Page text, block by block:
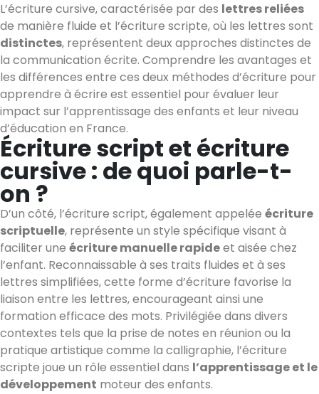
L’écriture cursive, caractérisée par des lettres reliées
de manière fluide et l’écriture scripte, où les lettres sont
distinctes, représentent deux approches distinctes de
la communication écrite. Comprendre les avantages et
les différences entre ces deux méthodes d’écriture pour
apprendre à écrire est essentiel pour évaluer leur
impact sur l’apprentissage des enfants et leur niveau
d’éducation en France.
Écriture script et écriture
cursive : de quoi parle-t-
on ?
D’un côté, l’écriture script, également appelée écriture
scriptuelle, représente un style spécifique visant à
faciliter une écriture manuelle rapideet aisée chez
l’enfant. Reconnaissable à ses traits fluides et à ses
lettres simplifiées, cette forme d’écriture favorise la
liaison entre les lettres, encourageant ainsi une
formation efficace des mots. Privilégiée dans divers
contextes tels que la prise de notes en réunion ou la
pratique artistique comme la calligraphie, l’écriture
scripte joue un rôle essentiel dans l’apprentissage et le
développement moteur des enfants.